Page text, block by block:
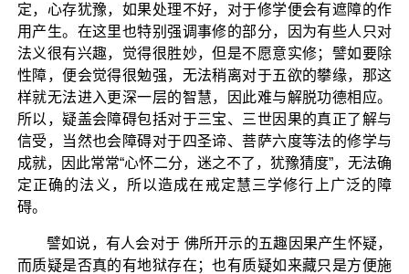
定，心存犹豫，如果处理不好，对于修学便会有遮障的作
用产生。在这里也特别强调事修的部分，因为有些人只对
法义很有兴趣，觉得很胜妙，但是不愿意实修；譬如要除
性障，便会觉得很勉强，无法稍离对于五欲的攀缘，那这
样就无法进入更深一层的智慧，因此难与解脱功德相应。
所以，疑盖会障碍包括对于三宝、三世因果的真正了解与
信受，当然也会障碍对于四圣谛、菩萨六度等法的修学与
成就，因此常常“心怀二分，迷之不了，犹豫猜度”，无法确
定正确的法义，所以造成在戒定慧三学修行上广泛的障
碍。
譬如说，有人会对于 佛所开示的五趣因果产生怀疑，
而质疑是否真的有地狱存在；也有质疑如来藏只是方便施